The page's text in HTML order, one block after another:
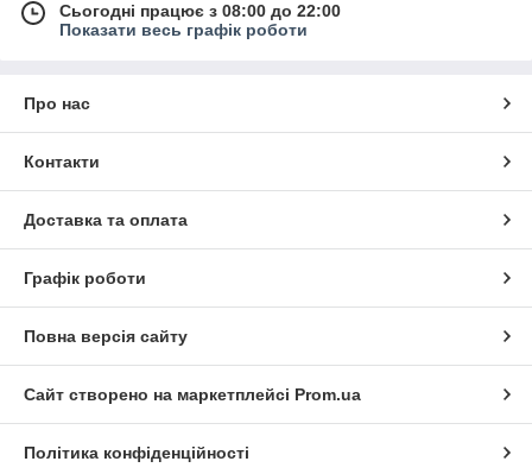
Сьогодні працює з 08:00 до 22:00
Показати весь графік роботи
Про нас
Контакти
Доставка та оплата
Графік роботи
Повна версія сайту
Сайт створено на маркетплейсі Prom.ua
Політика конфіденційності